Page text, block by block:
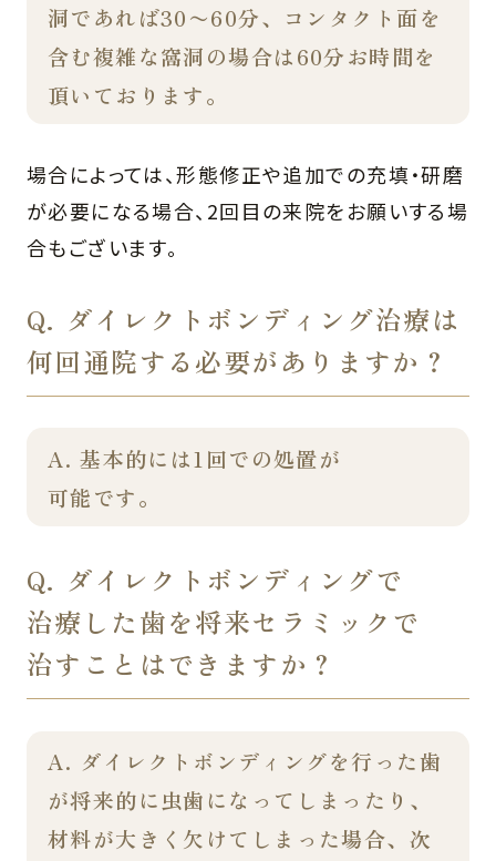
洞であれば30〜60分、
コンタクト面を
含む複雑な窩洞の場合は60分お時間を
頂いております。
場合によっては、形態修正や追加での充填・研磨
が必要になる場合、2回目の来院をお願いする場
合もございます。
Q. ダイレクトボンディング治療は
何回通院する必要がありますか？
A. 基本的には1回での処置が
可能です。
Q. ダイレクトボンディングで
治療した歯を将来セラミックで
治すことはできますか？
A. ダイレクトボンディングを行った歯
が将来的に虫歯になってしまったり、
材料が大きく欠けてしまった場合、次